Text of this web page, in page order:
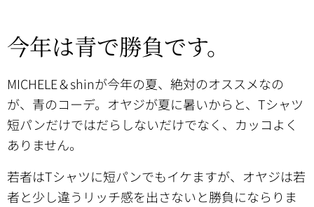
今年は青で勝負です。
MICHELE＆shinが今年の夏、絶対のオススメなの
が、青のコーデ。オヤジが夏に暑いからと、Tシャツ
短パンだけではだらしないだけでなく、カッコよく
ありません。
若者はTシャツに短パンでもイケますが、オヤジは若
者と少し違うリッチ感を出さないと勝負にならりま